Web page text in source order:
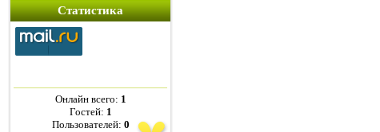
Статистика
Онлайн всего: 1
Гостей: 1
Пользователей: 0